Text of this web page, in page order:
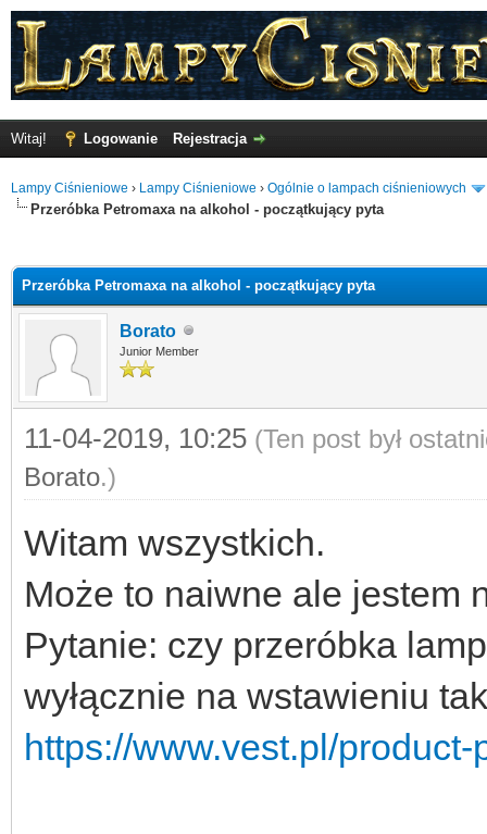
Witaj! Logowanie Rejestracja
Lampy Ciśnieniowe › Lampy Ciśnieniowe › Ogólnie o lampach ciśnieniowych
Przeróbka Petromaxa na alkohol - początkujący pyta
Przeróbka Petromaxa na alkohol - początkujący pyta
Borato
Junior Member
11-04-2019, 10:25 (Ten post był
Borato.)
Witam wszystkich.
Może to naiwne ale jestem
Pytanie: czy przeróbka
wyłącznie na wstawieniu
https://www.vest.pl/